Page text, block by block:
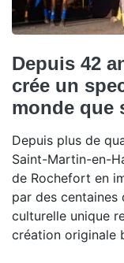
Depuis 42
crée un
monde que
Depuis plus de
Saint-Martin-en-
de Rochefort en
par des centaines
culturelle unique
création originale